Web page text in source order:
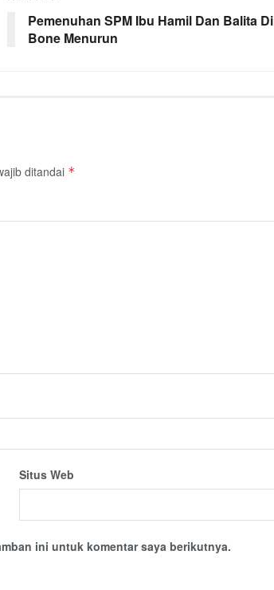
Pemenuhan SPM Ibu Hamil Dan Balita Di
Bone Menurun
ditandai *
Situs Web
ini untuk komentar saya berikutnya.